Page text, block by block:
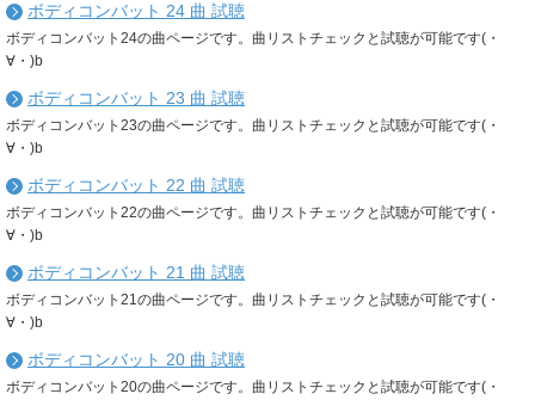
ボディコンバット 24 曲 試聴
ボディコンバット24の曲ページです。曲リストチェックと試聴が可能です(・
∀・)b
ボディコンバット 23 曲 試聴
ボディコンバット23の曲ページです。曲リストチェックと試聴が可能です(・
∀・)b
ボディコンバット 22 曲 試聴
ボディコンバット22の曲ページです。曲リストチェックと試聴が可能です(・
∀・)b
ボディコンバット 21 曲 試聴
ボディコンバット21の曲ページです。曲リストチェックと試聴が可能です(・
∀・)b
ボディコンバット 20 曲 試聴
ボディコンバット20の曲ページです。曲リストチェックと試聴が可能です(・